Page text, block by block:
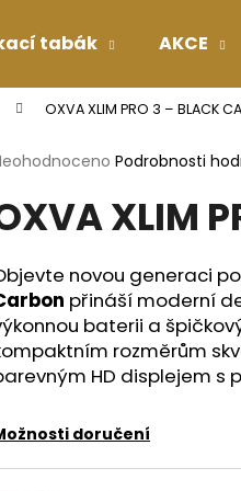
tabák AKCE
OXVA XLIM PRO 3 – BLACK
Podrobnosti
XLIM
novou generaci
přináší moderní
baterii a
rozměrům
HD displejem s
doručení
HLEDAT